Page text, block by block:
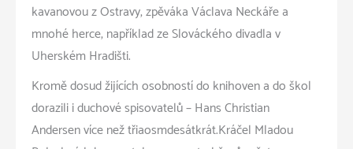
kavanovou z Ostravy, zpěváka Václava Neckáře a
mnohé herce, například ze Slováckého divadla v
Uherském Hradišti.
Kromě dosud žijících osobností do knihoven a do škol
dorazili i duchové spisovatelů – Hans Christian
Andersen více než třiaosmdesátkrát.Kráčel Mladou